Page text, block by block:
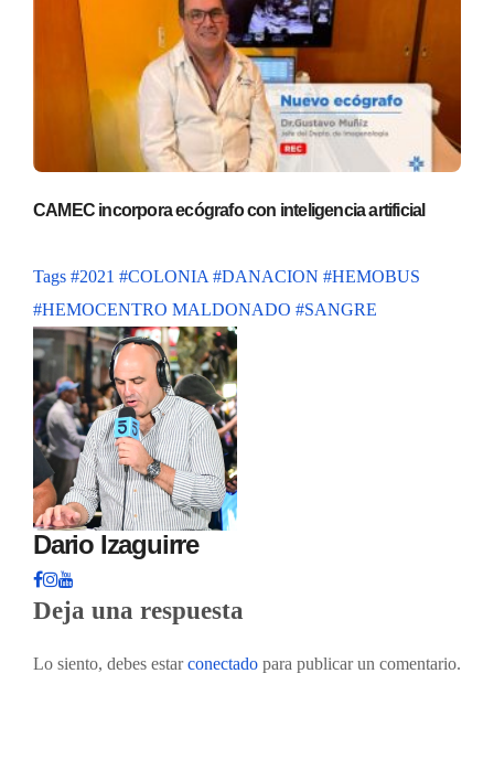
CAMEC incorpora ecógrafo con inteligencia artificial
Tags #2021 #COLONIA #DANACION #HEMOBUS
#HEMOCENTRO MALDONADO #SANGRE
Dario Izaguirre
Deja una respuesta
Lo siento, debes estarconectado para publicar un comentario.